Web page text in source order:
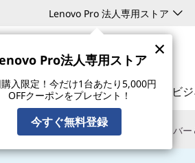
Lenovo Pro 法人専用ストア
×
Pro法人専用ストア
入限定！今だけ1台あたり5,000円
OFFクーポンをプレゼント！
今すぐ無料登録
公式ストア: ビ
タブレット ソフトウェア サーバ